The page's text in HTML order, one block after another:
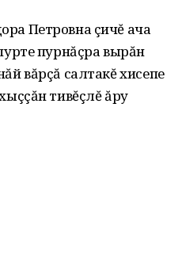
Петровна çичĕ ача
пурнăçра вырăн
вăрçă салтакĕ хисепе
тивĕçлĕ ăру